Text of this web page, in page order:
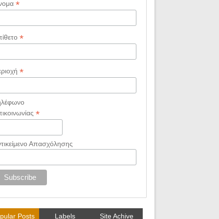
*
*
*
*
Απασχόλησης
Posts Labels Site Achive